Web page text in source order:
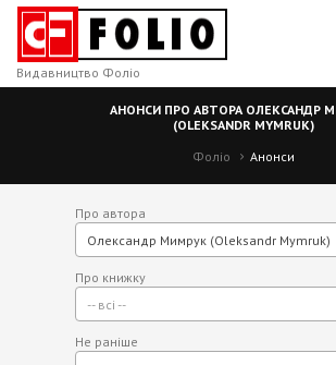
Видавництво Фоліо
АНОНСИ ПРО АВТОРА ОЛЕКСАНДР
(OLEKSANDR MYMRUK)
Фоліо
Анонси
Про автора
Олександр Мимрук (Oleksandr Mymruk)
Про книжку
-- всі --
Не раніше